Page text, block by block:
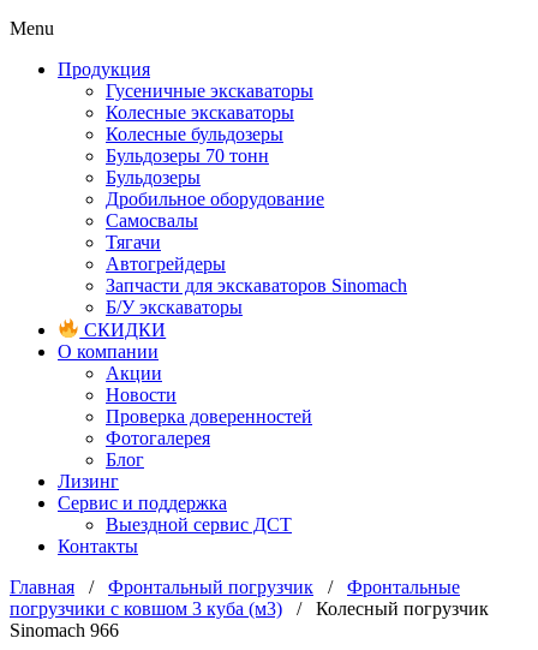
Menu
Продукция
Гусеничные экскаваторы
Колесные экскаваторы
Колесные бульдозеры
Бульдозеры 70 тонн
Бульдозеры
Дробильное оборудование
Самосвалы
Тягачи
Автогрейдеры
Запчасти для экскаваторов Sinomach
Б/У экскаваторы
СКИДКИ
О компании
Акции
Новости
Проверка доверенностей
Фотогалерея
Блог
Лизинг
Сервис и поддержка
Выездной сервис ДСТ
Контакты
Главная / Фронтальный погрузчик / Фронтальные
погрузчики с ковшом 3 куба (м3) / Колесный погрузчик
Sinomach 966